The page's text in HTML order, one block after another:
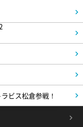
ビス松倉参戦！